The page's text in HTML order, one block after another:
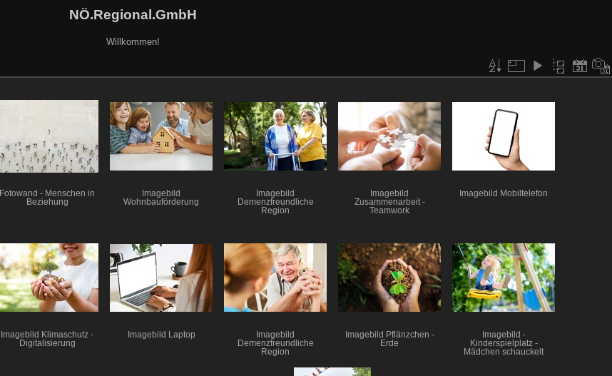
NÖ.Regional.GmbH
Willkommen!
Fotowand - Menschen in
Beziehung
Imagebild
Wohnbauförderung
Imagebild
Demenzfreundliche
Region
Imagebild
Zusammenarbeit -
Teamwork
Imagebild Mobiltelefon
Imagebild Klimaschutz -
Digitalisierung
Imagebild Laptop
Imagebild
Demenzfreundliche
Region
Imagebild Pflänzchen -
Erde
Imagebild -
Kinderspielplatz -
Mädchen schauckelt